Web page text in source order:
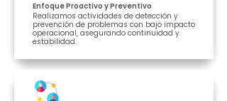
Enfoque Proactivo y Preventivo
Realizamos actividades de detección y
prevención de problemas con bajo impacto
operacional, asegurando continuidad y
estabilidad.